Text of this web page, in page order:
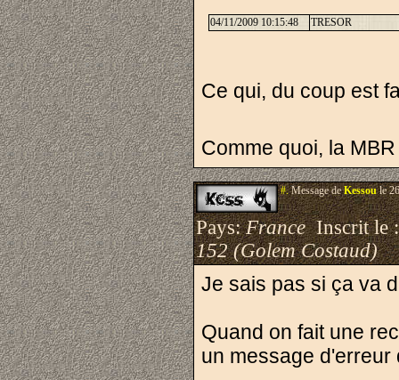
04/11/2009 10:15:48 TRESOR
Ce qui, du coup est
Comme quoi, la
#.Message deKessoule
Pays:FranceInscrit le
152 (Golem Costaud)
Je sais pas si ça va
Quand on fait une
un message d'erreur